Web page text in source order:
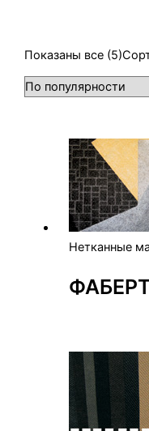
Показаны все (5)
Нетканные